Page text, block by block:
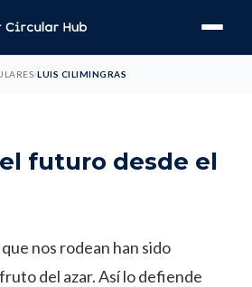
›LUIS CILIMINGRAS
futuro desde el
nos rodean han sido
del azar. Así lo defiende